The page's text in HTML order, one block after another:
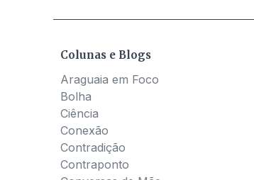
Colunas e Blogs
Araguaia em Foco
Bolha
Ciência
Conexão
Contradição
Contraponto